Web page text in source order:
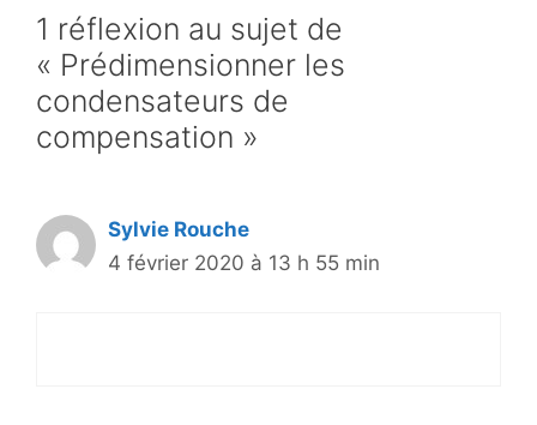
1 réflexion au sujet de
« Prédimensionner les
condensateurs de
compensation »
Sylvie Rouche
4 février 2020 à 13 h 55 min